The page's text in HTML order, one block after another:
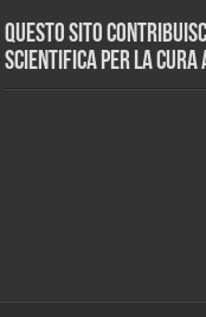
Questo sito
scientifica per la cura a